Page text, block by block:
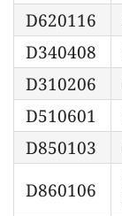
D620116
D340408
D310206
D510601
D850103
D860106